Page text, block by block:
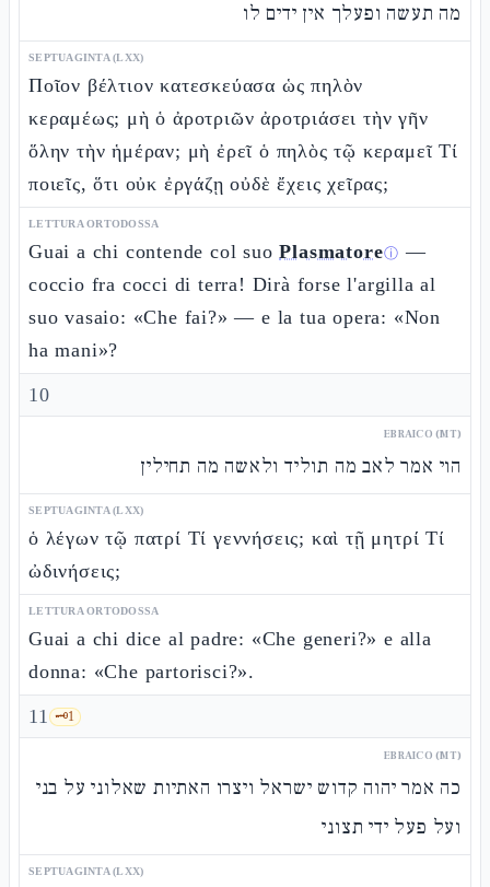
מה תעשה ופעלך אין ידים לו
SEPTUAGINTA (LXX)
Ποῖον βέλτιον κατεσκεύασα ὡς πηλὸν
κεραμέως; μὴ ὁ ἀροτριῶν ἀροτριάσει τὴν γῆν
ὅλην τὴν ἡμέραν; μὴ ἐρεῖ ὁ πηλὸς τῷ κεραμεῖ Τί
ποιεῖς, ὅτι οὐκ ἐργάζῃ οὐδὲ ἔχεις χεῖρας;
LETTURA ORTODOSSA
Guai a chi contende col suoPlasmatoreⓘ —
coccio fra cocci di terra! Dirà forse l'argilla al
suo vasaio: «Che fai?» — e la tua opera: «Non
ha mani»?
10
EBRAICO (MT)
הוי אמר לאב מה תוליד ולאשה מה תחילין
SEPTUAGINTA (LXX)
ὁ λέγων τῷ πατρί Τί γεννήσεις; καὶ τῇ μητρί Τί
ὠδινήσεις;
LETTURA ORTODOSSA
Guai a chi dice al padre: «Che generi?» e alla
donna: «Che partorisci?».
11 🗝️1
EBRAICO (MT)
כה אמר יהוה קדוש ישראל ויצרו האתיות שאלוני על בני
ועל פעל ידי תצוני
SEPTUAGINTA (LXX)